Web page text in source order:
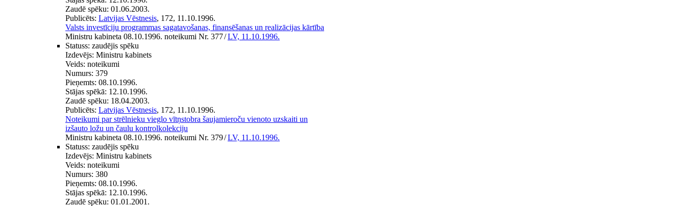
Zaudē spēku: 01.06.2003.
Publicēts: Latvijas Vēstnesis, 172, 11.10.1996.
Valsts investīciju programmas sagatavošanas, finansēšanas un realizācijas kārtība
Ministru kabineta 08.10.1996. noteikumi Nr. 377/LV, 11.10.1996.
Statuss: zaudējis spēku
Izdevējs: Ministru kabinets
Veids: noteikumi
Numurs: 379
Pieņemts: 08.10.1996.
Stājas spēkā: 12.10.1996.
Zaudē spēku: 18.04.2003.
Publicēts: Latvijas Vēstnesis, 172, 11.10.1996.
Noteikumi par strēlnieku vieglo vītņstobra šaujamieroču vienoto uzskaiti un
izšauto ložu un čaulu kontrolkolekciju
Ministru kabineta 08.10.1996. noteikumi Nr. 379/LV, 11.10.1996.
Statuss: zaudējis spēku
Izdevējs: Ministru kabinets
Veids: noteikumi
Numurs: 380
Pieņemts: 08.10.1996.
Stājas spēkā: 12.10.1996.
Zaudē spēku: 01.01.2001.